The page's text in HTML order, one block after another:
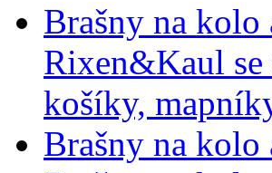
Brašny na
Rixen&Kaul
košíky,
Brašny na